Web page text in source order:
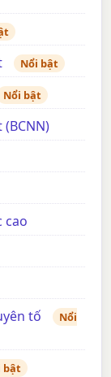
Nổi bật
Nổi bật
cao
tố
Nổi
bật